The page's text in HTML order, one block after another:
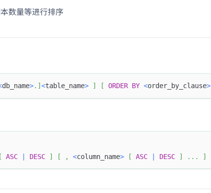
数量等进行排序
db_name>. ] <table_name> ] [ ORDER BY <order_by_clause>
[ ASC DESC ] [ , <column_name> [ ASC DESC ] . . . ]